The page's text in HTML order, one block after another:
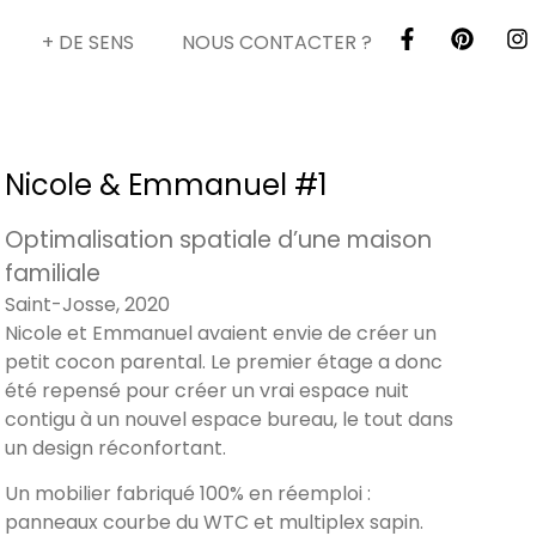
+ DE SENS NOUS CONTACTER ?
Nicole & Emmanuel #1
Optimalisation spatiale d’une maison
familiale
Saint-Josse, 2020
Nicole et Emmanuel avaient envie de créer un
petit cocon parental. Le premier étage a donc
été repensé pour créer un vrai espace nuit
contigu à un nouvel espace bureau, le tout dans
un design réconfortant.
Un mobilier fabriqué 100% en réemploi :
panneaux courbe du WTC et multiplex sapin.